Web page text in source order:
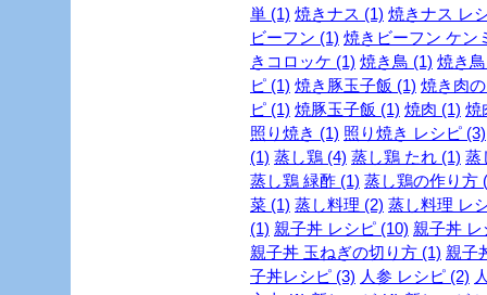
単 (1) 焼きナス (1) 焼きナス レ
ビーフン (1) 焼きビーフン ケン
きコロッケ (1) 焼き鳥 (1) 焼き
ピ (1) 焼き豚玉子飯 (1) 焼き肉
ピ (1) 焼豚玉子飯 (1) 焼肉 (1) 焼
照り焼き (1) 照り焼き レシピ (3)
(1) 蒸し鶏 (4) 蒸し鶏 たれ (1) 蒸
蒸し鶏 緑酢 (1) 蒸し鶏の作り方
菜 (1) 蒸し料理 (2) 蒸し料理 レ
(1) 親子丼 レシピ (10) 親子丼
親子丼 玉ねぎの切り方 (1) 親子
子丼レシピ (3) 人参 レシピ (2)